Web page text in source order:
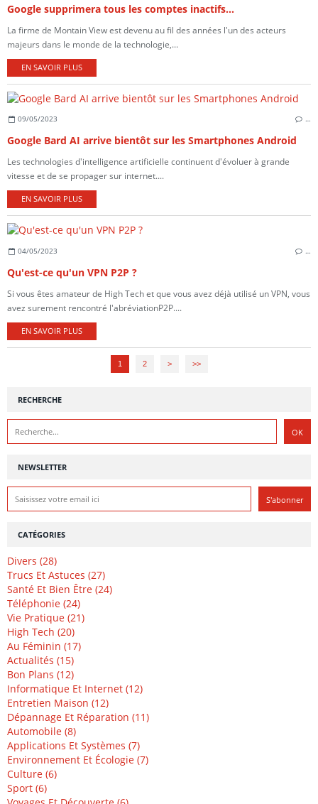
Google supprimera tous les comptes inactifs...
La firme de Montain View est devenu au fil des années l'un des acteurs
majeurs dans le monde de la technologie,...
EN SAVOIR PLUS
09/05/2023 …
Google Bard AI arrive bientôt sur les Smartphones Android
Les technologies d'intelligence artificielle continuent d'évoluer à grande
vitesse et de se propager sur internet....
EN SAVOIR PLUS
04/05/2023 …
Qu'est-ce qu'un VPN P2P ?
Si vous êtes amateur de High Tech et que vous avez déjà utilisé un VPN, vous
avez surement rencontré l'abréviationP2P....
EN SAVOIR PLUS
1 2 > >>
NEWSLETTER
RECHERCHE
CATÉGORIES
Divers (28)
Trucs Et Astuces (27)
Santé Et Bien Être (24)
Téléphonie (24)
Vie Pratique (21)
High Tech (20)
Au Féminin (17)
Actualités (15)
Bon Plans (12)
Informatique Et Internet (12)
Entretien Maison (12)
Dépannage Et Réparation (11)
Automobile (8)
Applications Et Systèmes (7)
Environnement Et Écologie (7)
Culture (6)
Sport (6)